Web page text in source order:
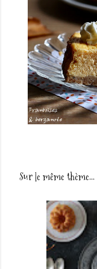
Sur le même thème...